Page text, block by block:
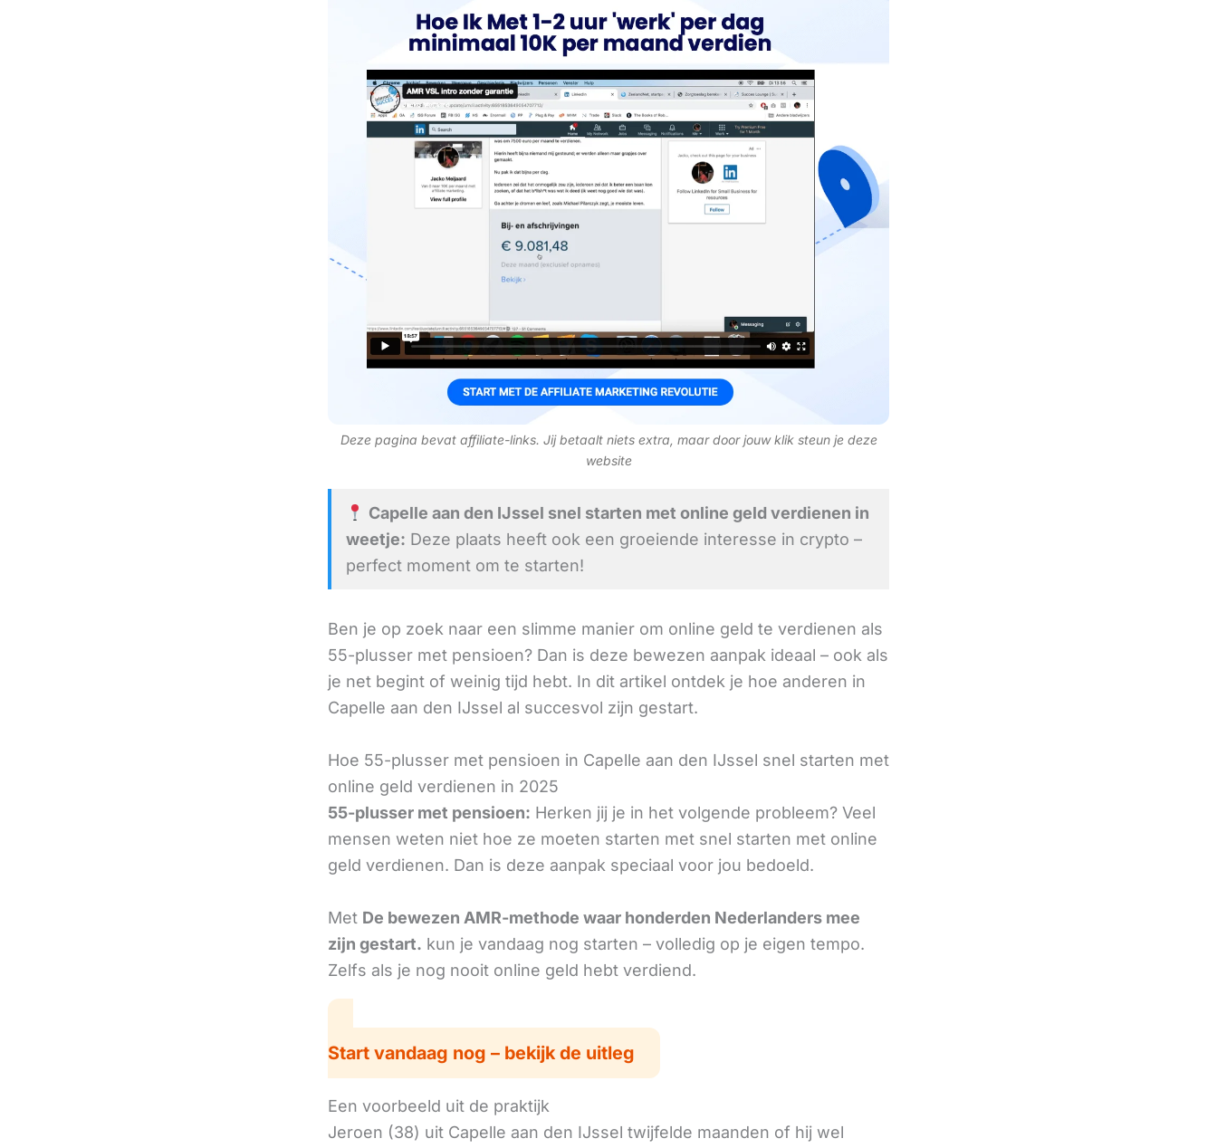
Deze pagina bevat affiliate-links. Jij betaalt niets extra, maar door jouw klik steun je deze
website
Capelle aan den IJssel snel starten met online geld verdienen in
weetje: Deze plaats heeft ook een groeiende interesse in crypto –
perfect moment om te starten!
Ben je op zoek naar een slimme manier om online geld te verdienen als
55-plusser met pensioen? Dan is deze bewezen aanpak ideaal – ook als
je net begint of weinig tijd hebt. In dit artikel ontdek je hoe anderen in
Capelle aan den IJssel al succesvol zijn gestart.
Hoe 55-plusser met pensioen in Capelle aan den IJssel snel starten met
online geld verdienen in 2025
55-plusser met pensioen: Herken jij je in het volgende probleem? Veel
mensen weten niet hoe ze moeten starten met snel starten met online
geld verdienen. Dan is deze aanpak speciaal voor jou bedoeld.
Met De bewezen AMR-methode waar honderden Nederlanders mee
zijn gestart. kun je vandaag nog starten – volledig op je eigen tempo.
Zelfs als je nog nooit online geld hebt verdiend.
Start vandaag nog – bekijk de uitleg
Een voorbeeld uit de praktijk
Jeroen (38) uit Capelle aan den IJssel twijfelde maanden of hij wel